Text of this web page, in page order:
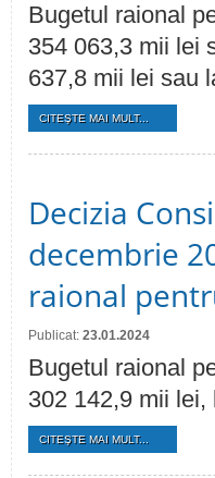
Bugetul raional
354 063,3 mii lei
637,8 mii lei sau
CITEŞTE MAI MULT...
Decizia
decembrie
raional
Publicat: 23.01.2024
Bugetul raional
302 142,9 mii
CITEŞTE MAI MULT...